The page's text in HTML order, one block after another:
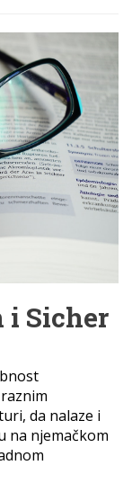
i Sicher
da nalaze i
na njemačkom